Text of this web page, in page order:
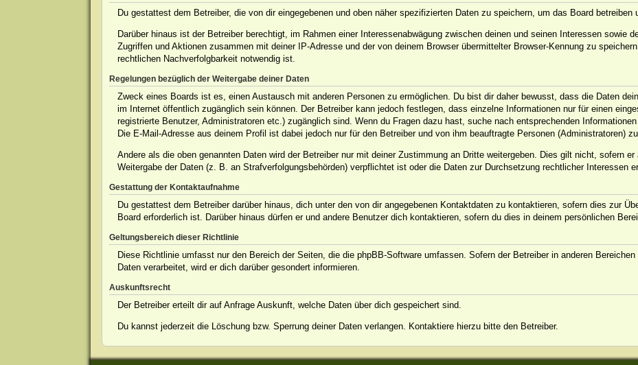
Du gestattest dem Betreiber, die von dir eingegebenen und oben näher spezifizierten Daten zu speichern, um das Board betreiben
Darüber hinaus ist der Betreiber berechtigt, im Rahmen einer Interessenabwägung zwischen deinen und seinen Interessen sowie
Zugriffen und Aktionen zusammen mit deiner IP-Adresse und der von deinem Browser übermittelter Browser-Kennung zu
rechtlichen Nachverfolgbarkeit notwendig ist.
Regelungen bezüglich der Weitergabe deiner Daten
Zweck eines Boards ist es, einen Austausch mit anderen Personen zu ermöglichen. Du bist dir daher bewusst, dass die Daten
im Internet öffentlich zugänglich sein können. Der Betreiber kann jedoch festlegen, dass einzelne Informationen nur für einen
registrierte Benutzer, Administratoren etc.) zugänglich sind. Wenn du Fragen dazu hast, suche nach entsprechenden
Die E-Mail-Adresse aus deinem Profil ist dabei jedoch nur für den Betreiber und von ihm beauftragte Personen (Administratoren)
Andere als die oben genannten Daten wird der Betreiber nur mit deiner Zustimmung an Dritte weitergeben. Dies gilt nicht, sofern
Weitergabe der Daten (z. B. an Strafverfolgungsbehörden) verpflichtet ist oder die Daten zur Durchsetzung rechtlicher Interessen
Gestattung der Kontaktaufnahme
Du gestattest dem Betreiber darüber hinaus, dich unter den von dir angegebenen Kontaktdaten zu kontaktieren, sofern dies zur
Board erforderlich ist. Darüber hinaus dürfen er und andere Benutzer dich kontaktieren, sofern du dies in deinem persönlichen
Geltungsbereich dieser Richtlinie
Diese Richtlinie umfasst nur den Bereich der Seiten, die die phpBB-Software umfassen. Sofern der Betreiber in anderen
Daten verarbeitet, wird er dich darüber gesondert informieren.
Auskunftsrecht
Der Betreiber erteilt dir auf Anfrage Auskunft, welche Daten über dich gespeichert sind.
Du kannst jederzeit die Löschung bzw. Sperrung deiner Daten verlangen. Kontaktiere hierzu bitte den Betreiber.